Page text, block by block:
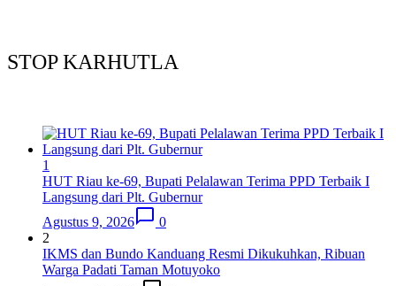
STOP KARHUTLA
1
HUT Riau ke-69, Bupati Pelalawan Terima PPD Terbaik I
Langsung dari Plt. Gubernur
Agustus 9, 2026
0
2
IKMS dan Bundo Kanduang Resmi Dikukuhkan, Ribuan
Warga Padati Taman Motuyoko